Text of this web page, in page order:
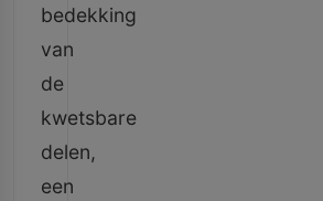
bedekking
van
de
kwetsbare
delen,
een